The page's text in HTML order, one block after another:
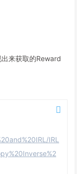
来获取的Reward
IRL